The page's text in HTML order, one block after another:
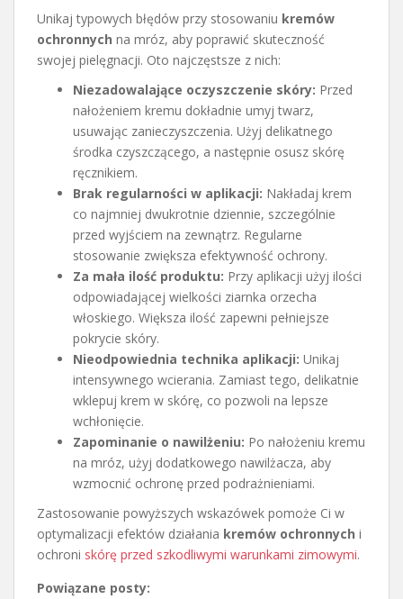
Unikaj typowych błędów przy stosowaniu kremów
ochronnych na mróz, aby poprawić skuteczność
swojej pielęgnacji. Oto najczęstsze z nich:
Niezadowalające oczyszczenie skóry: Przed
nałożeniem kremu dokładnie umyj twarz,
usuwając zanieczyszczenia. Użyj delikatnego
środka czyszczącego, a następnie osusz skórę
ręcznikiem.
Brak regularności w aplikacji: Nakładaj krem
co najmniej dwukrotnie dziennie, szczególnie
przed wyjściem na zewnątrz. Regularne
stosowanie zwiększa efektywność ochrony.
Za mała ilość produktu: Przy aplikacji użyj ilości
odpowiadającej wielkości ziarnka orzecha
włoskiego. Większa ilość zapewni pełniejsze
pokrycie skóry.
Nieodpowiednia technika aplikacji: Unikaj
intensywnego wcierania. Zamiast tego, delikatnie
wklepuj krem w skórę, co pozwoli na lepsze
wchłonięcie.
Zapominanie o nawilżeniu: Po nałożeniu kremu
na mróz, użyj dodatkowego nawilżacza, aby
wzmocnić ochronę przed podrażnieniami.
Zastosowanie powyższych wskazówek pomoże Ci w
optymalizacji efektów działania kremów ochronnych i
ochroni skórę przed szkodliwymi warunkami zimowymi.
Powiązane posty: